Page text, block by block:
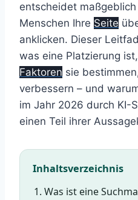
entscheidet
Menschen Ihre Seite
anklicken. Dieser
was eine Platzierung
Faktoren sie
verbessern – und
im Jahr 2026 durch KI-
einen Teil ihrer
Inhaltsverzeichnis
Was ist eine